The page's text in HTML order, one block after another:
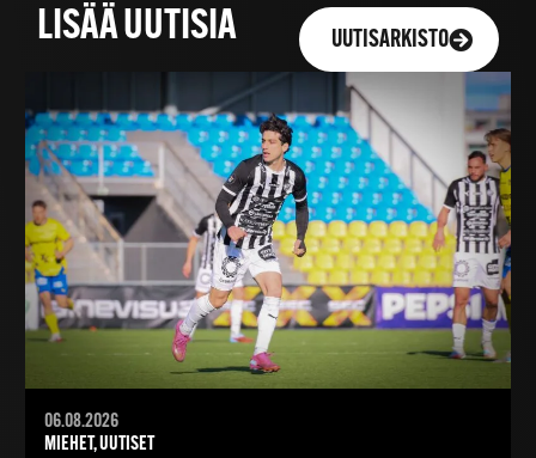
LISÄÄ UUTISIA UUTISARKISTO
06.08.2026
MIEHET, UUTISET